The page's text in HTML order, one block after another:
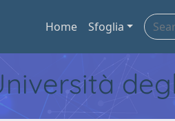
Home Sfoglia